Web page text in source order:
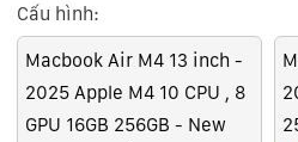
Cấu hình:
Macbook Air M4 13 inch -
2025 Apple M4 10 CPU , 8
GPU 16GB 256GB - New